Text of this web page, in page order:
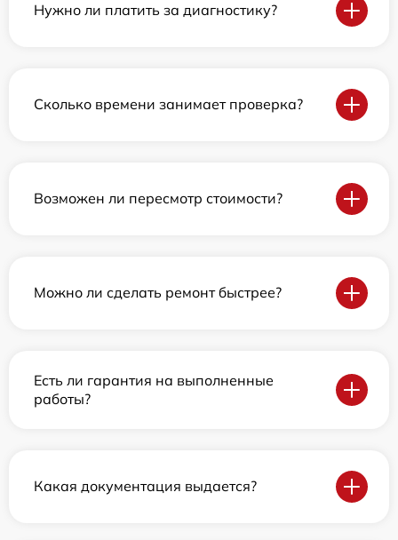
Нужно ли платить за диагностику?
Сколько времени занимает проверка?
Возможен ли пересмотр стоимости?
Можно ли сделать ремонт быстрее?
Есть ли гарантия на выполненные
работы?
Какая документация выдается?